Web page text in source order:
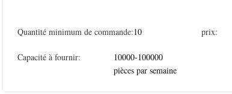
Quantité minimum de commande:10 prix:
Capacité à fournir:
10000-100000
pièces par semaine